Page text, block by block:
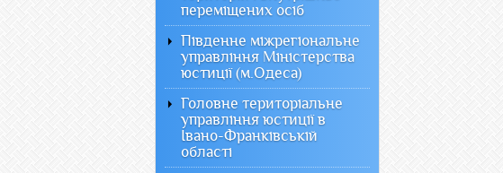
переміщених осіб
Південне міжрегіональне
управління Міністерства
юстиції (м.Одеса)
Головне територіальне
управління юстиції в
Івано-Франківській
області